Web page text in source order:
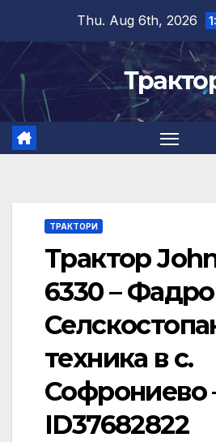
content
Thu. Aug 6th, 2026
ТРАКТОРИ
Трактор
6330 –
техника в с.
Софрониево
ID37682822